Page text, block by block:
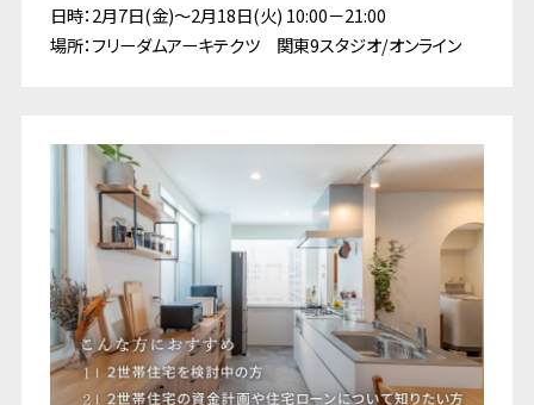
日時：2月7日(金)～2月18日(火) 10:00－21:00
場所：フリーダムアーキテクツ 関東9スタジオ/オンライン